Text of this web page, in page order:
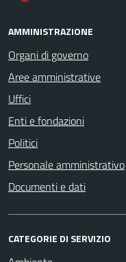
AMMINISTRAZIONE
Organi di governo
Aree amministrative
Uffici
Enti e fondazioni
Politici
Personale amministrativo
Documenti e dati
CATEGORIE DI SERVIZIO